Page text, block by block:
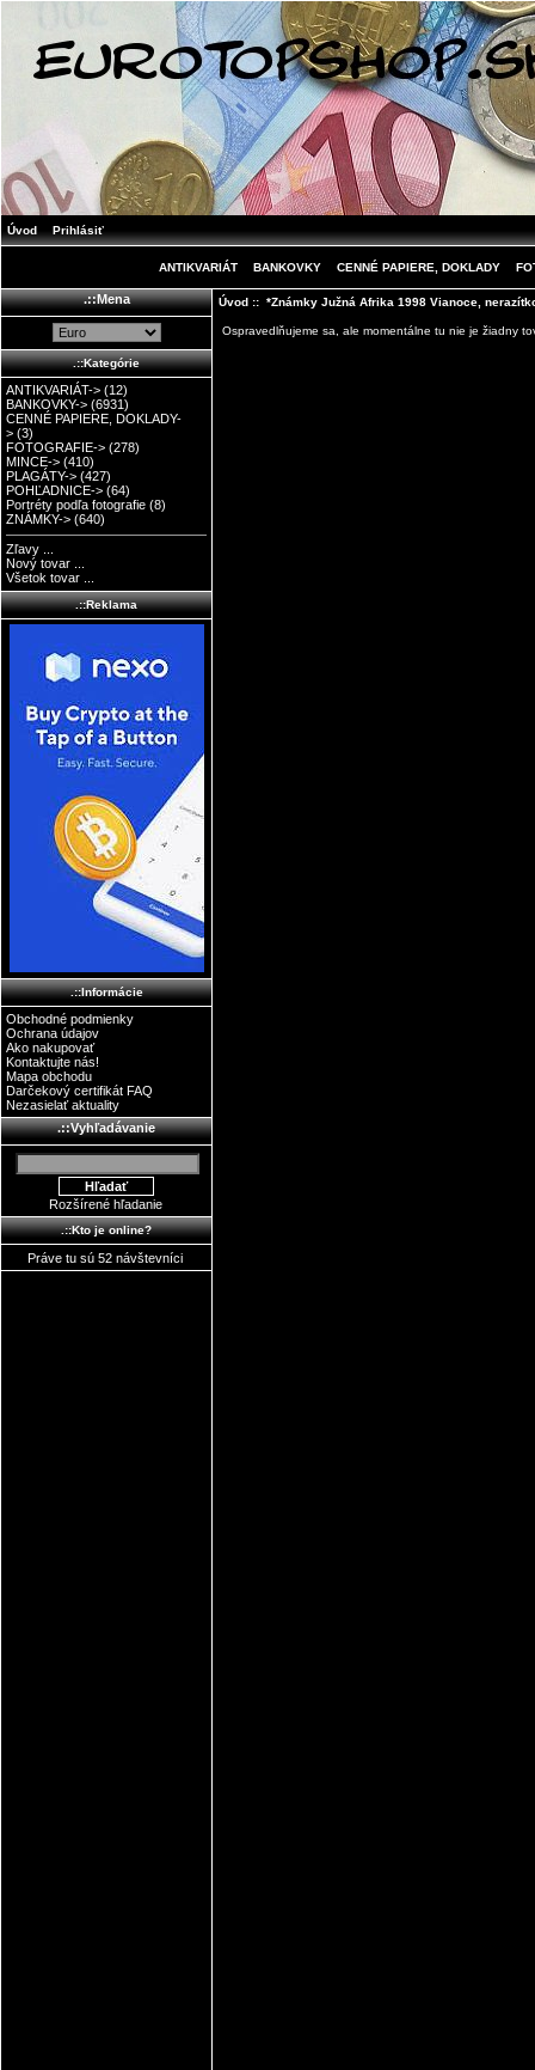
Úvod Prihlásiť
ANTIKVARIÁT BANKOVKY CENNÉ PAPIERE, DOKLADY
.::Mena
.::Kategórie
ANTIKVARIÁT-> (12)
BANKOVKY-> (6931)
CENNÉ PAPIERE, DOKLADY-
> (3)
FOTOGRAFIE-> (278)
MINCE-> (410)
PLAGÁTY-> (427)
POHĽADNICE-> (64)
Portréty podľa fotografie (8)
ZNÁMKY-> (640)
Zľavy ...
Nový tovar ...
Všetok tovar ...
.::Reklama
.::Informácie
Obchodné podmienky
Ochrana údajov
Ako nakupovať
Kontaktujte nás!
Mapa obchodu
Darčekový certifikát FAQ
Nezasielať aktuality
.::Vyhľadávanie
Rozšírené hľadanie
.::Kto je online?
Práve tu sú 52 návštevníci
Úvod:: *Známky Južná Afrika 1998 Vianoce,
Ospravedlňujeme sa, ale momentálne tu nie je žiadny